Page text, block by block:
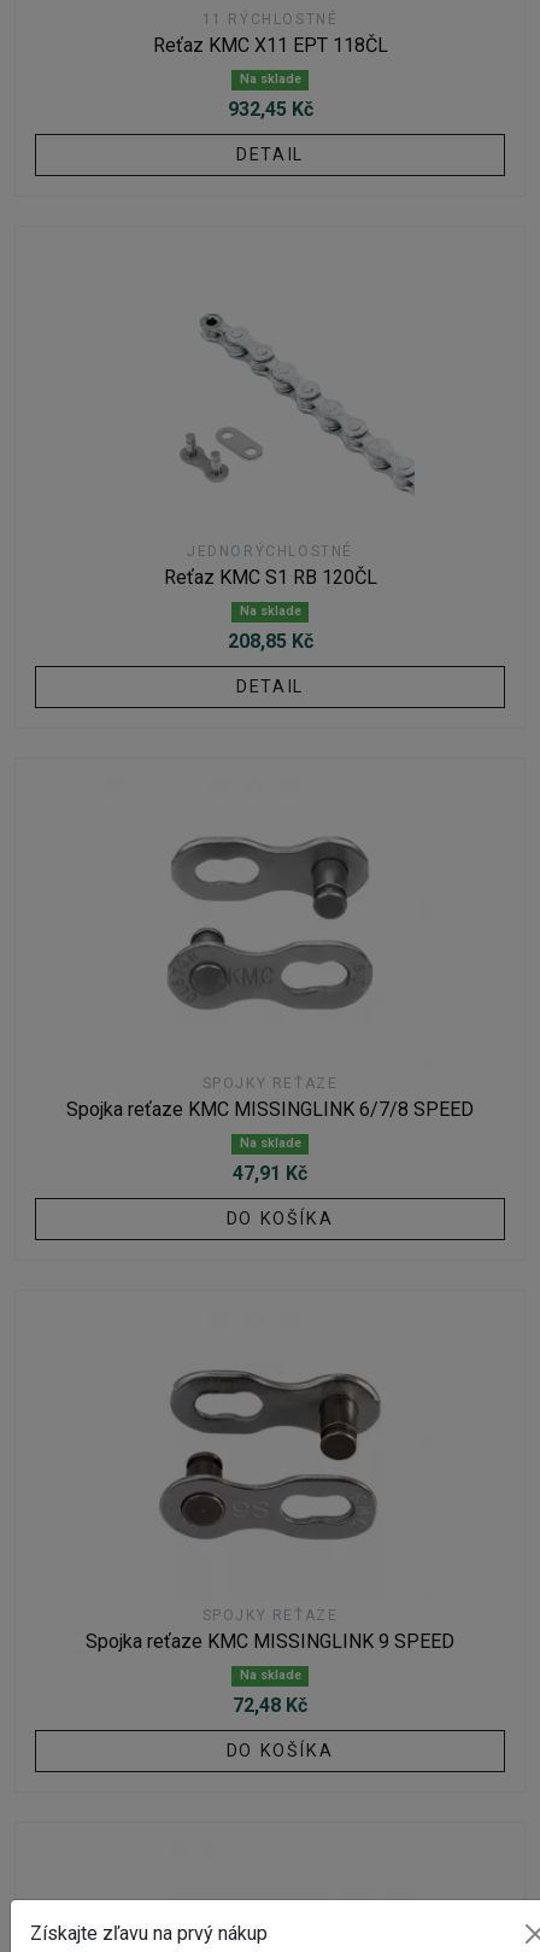
11 RÝCHLOSTNÉ
Reťaz KMC X11 EPT 118ČL
Na sklade
932,45 Kč
DETAIL
JEDNORÝCHLOSTNÉ
Reťaz KMC S1 RB 120ČL
Na sklade
208,85 Kč
DETAIL
SPOJKY REŤAZE
Spojka reťaze KMC MISSINGLINK 6/7/8 SPEED
Na sklade
47,91 Kč
DO KOŠÍKA
SPOJKY REŤAZE
Spojka reťaze KMC MISSINGLINK 9 SPEED
Na sklade
72,48 Kč
DO KOŠÍKA
Získajte zľavu na prvý nákup